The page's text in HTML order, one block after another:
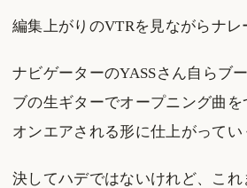
編集上がりのVTRを見ながらナレ
ナビゲーターのYASSさん自らブ
ブの生ギターでオープニング曲
オンエアされる形に仕上がってい
決してハデではないけれど、これ